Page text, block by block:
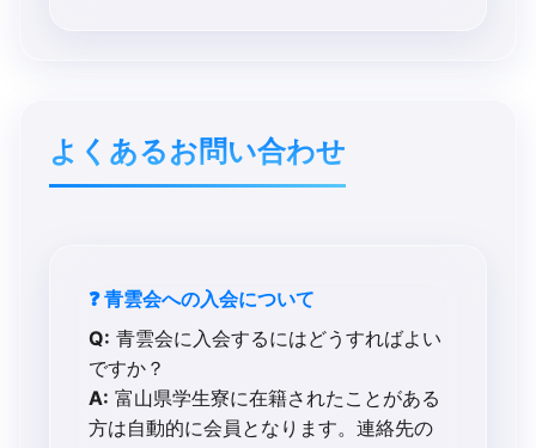
よく​ある​お問い​合わせ
❓ 青雲会への入会について
Q: 青雲会に入会するにはどうすればよい
ですか？
A: 富山県学生寮に在籍されたことがある
方は自動的に会員となります。連絡先の